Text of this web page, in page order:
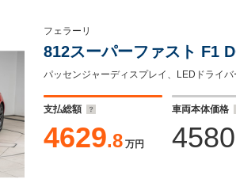
フェラーリ
812スーパーファスト F1
支払総額
4629.8 万円
車両本体価格
4580